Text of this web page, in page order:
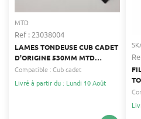
MTD
Ref : 23038004
LAMES TONDEUSE CUB CADET
D'ORIGINE 530MM MTD
01005381-NA
Compatible :Cub cadet
Livré à partir du : Lundi 10 Août